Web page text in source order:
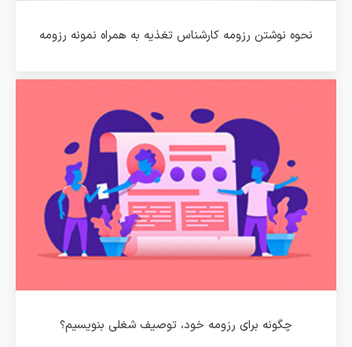
نحوه نوشتن رزومه کارشناس تغذیه به همراه نمونه رزومه
چگونه برای رزومه خود، توصیف شغلی بنویسیم؟